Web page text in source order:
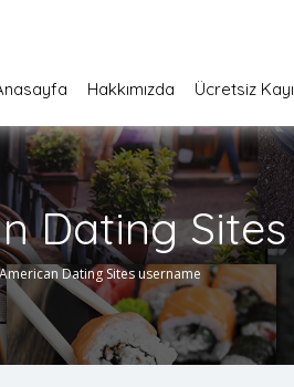
Hakkımızda Ücretsiz
Dating
American Dating Sites username